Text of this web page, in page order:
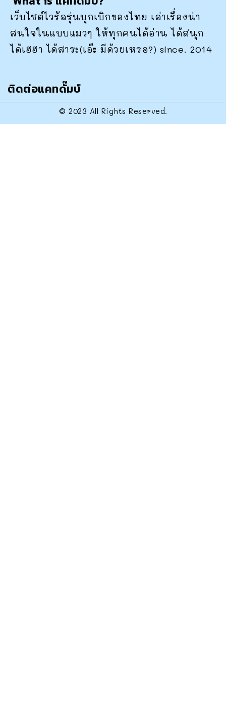
เว็บไซต์ไวรัลรุ่นบุกเบิกของไทย เล่าเรื่องน่า
สนใจในแบบแมวๆ ให้ทุกคนได้อ่าน ได้สนุก
ได้เฮฮา ได้สาระ(เอ๊ะ มีด้วยเหรอ?) since. 2014
ติดต่อแคทดั๊มบ์
© 2023 All Rights Reserved.